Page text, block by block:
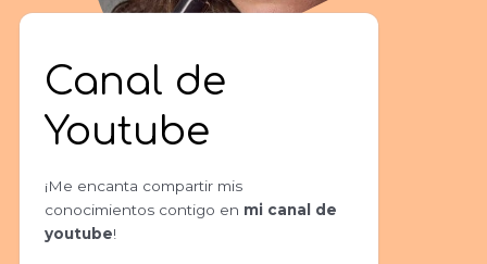
Canal de
Youtube
¡Me encanta compartir mis
conocimientos contigo en mi canal de
youtube!